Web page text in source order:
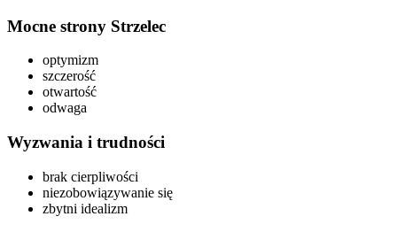
Mocne strony Strzelec
optymizm
szczerość
otwartość
odwaga
Wyzwania i trudności
brak cierpliwości
niezobowiązywanie się
zbytni idealizm